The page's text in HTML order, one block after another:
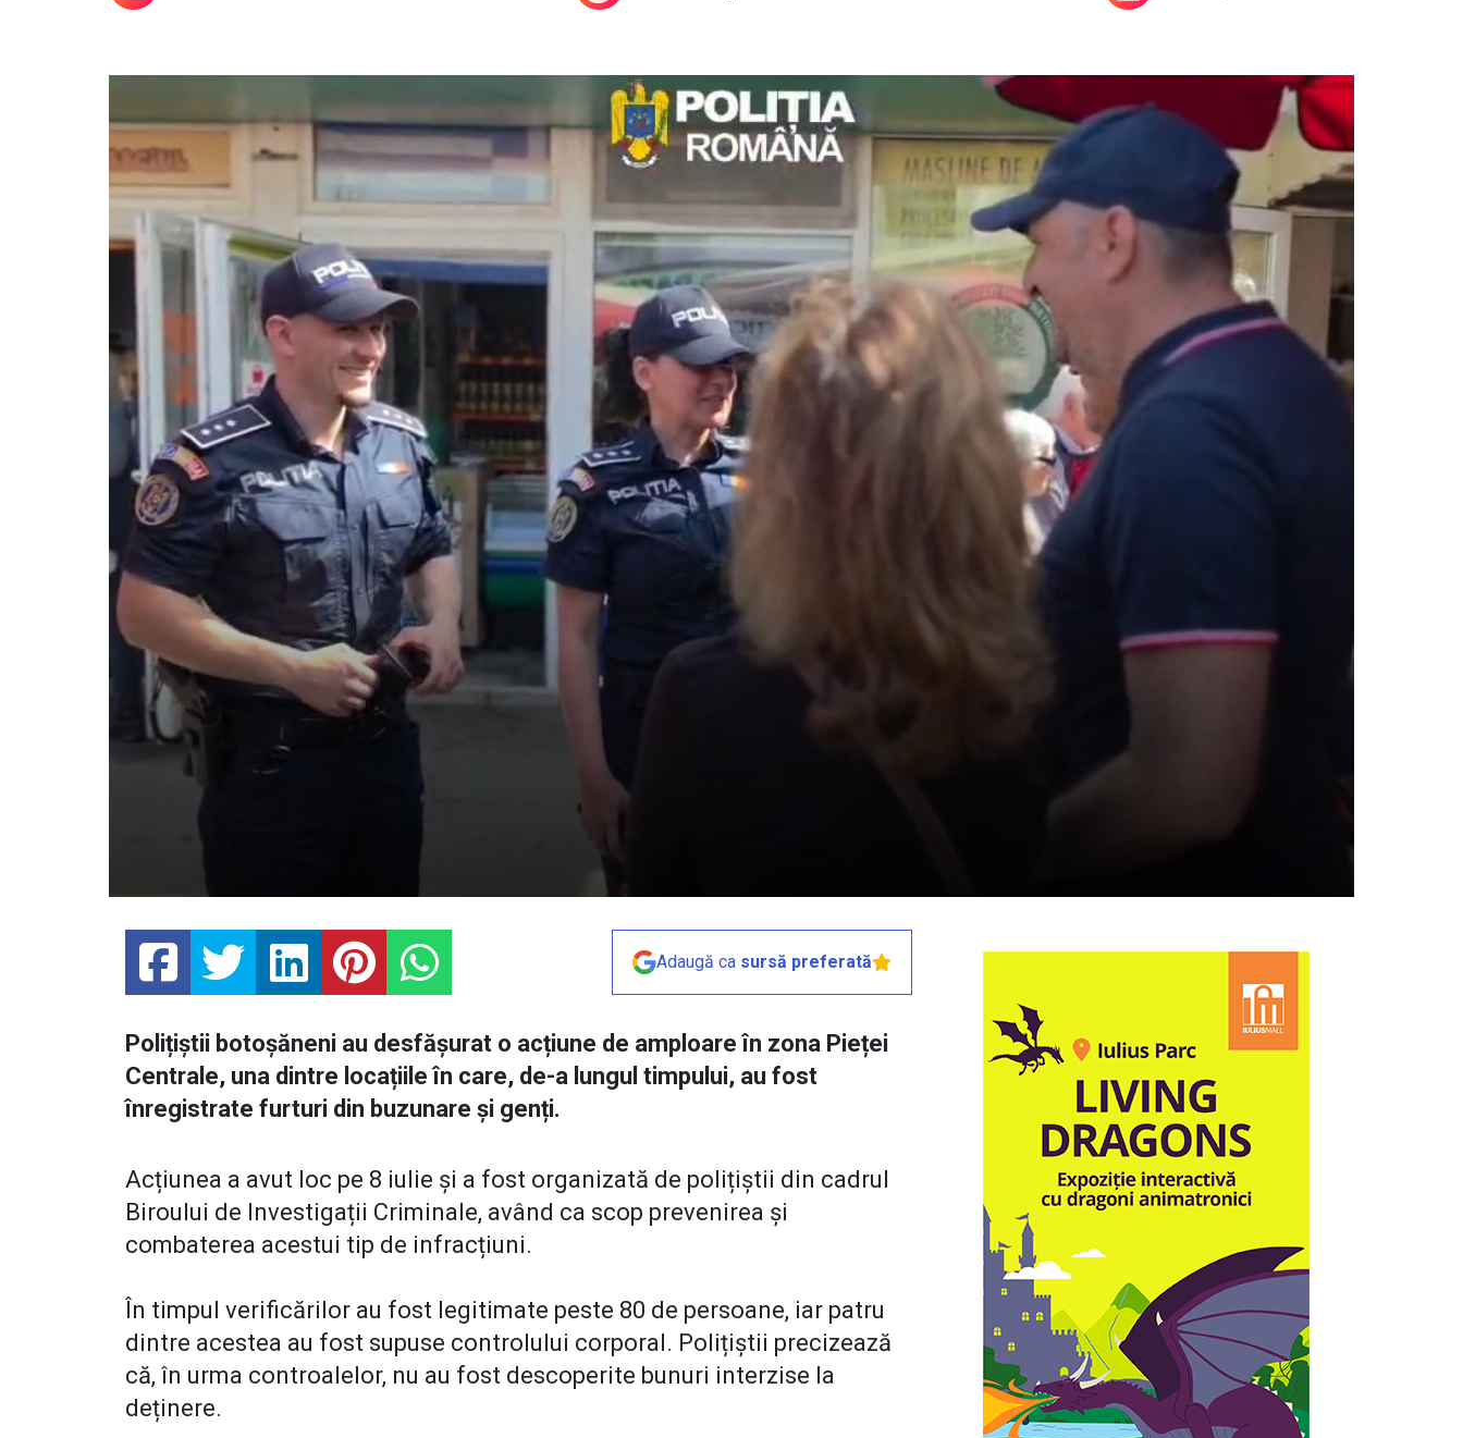
Adaugă ca sursă preferată
Polițiștii botoșăneni au desfășurat o acțiune de amploare în zona Pieței
Centrale, una dintre locațiile în care, de-a lungul timpului, au fost
înregistrate furturi din buzunare și genți.
Acțiunea a avut loc pe 8 iulie și a fost organizată de polițiștii din cadrul
Biroului de Investigații Criminale, având ca scop prevenirea și
combaterea acestui tip de infracțiuni.
În timpul verificărilor au fost legitimate peste 80 de persoane, iar patru
dintre acestea au fost supuse controlului corporal. Polițiștii precizează
că, în urma controalelor, nu au fost descoperite bunuri interzise la
deținere.